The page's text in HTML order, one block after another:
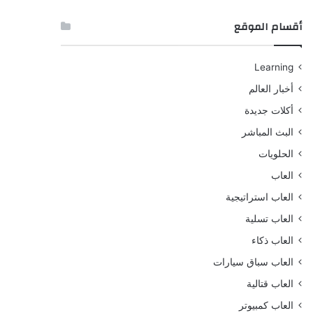
أقسام الموقع
Learning
أخبار العالم
أكلات جديدة
البث المباشر
الحلويات
العاب
العاب استراتيجية
العاب تسلية
العاب ذكاء
العاب سباق سيارات
العاب قتالية
العاب كمبيوتر